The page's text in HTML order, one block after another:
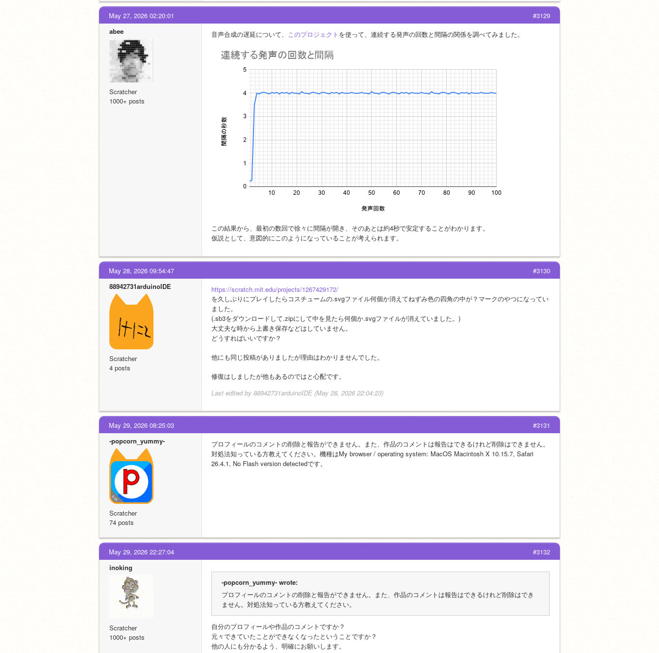
#3129
May 27, 2026 02:20:01
abee
Scratcher
1000+ posts
音声合成の遅延について、 このプロジェクト を使って、連続する発声の回数と間隔の関係を調べてみました。
この結果から、最初の数回で徐々に間隔が開き、そのあとは約4秒で安定することがわかります。
仮説として、意図的にこのようになっていることが考えられます。
#3130
May 28, 2026 09:54:47
88942731arduinoIDE
Scratcher
4 posts
https://scratch.mit.edu/projects/1267429172/
を久しぶりにプレイしたらコスチュームの.svgファイル何個か消えてねずみ色の四角の中が？マークのやつになってい
ました。
(.sb3をダウンロードして.zipにして中を見たら何個か.svgファイルが消えていました。)
大丈夫な時から上書き保存などはしていません。
どうすればいいですか？
他にも同じ投稿がありましたが理由はわかりませんでした。
修復はしましたが他もあるのではと心配です。
Last edited by 88942731arduinoIDE (May 28, 2026 22:04:23)
#3131
May 29, 2026 08:25:03
-popcorn_yummy-
Scratcher
74 posts
プロフィールのコメントの削除と報告ができません。また、作品のコメントは報告はできるけれど削除はできません。
対処法知っている方教えてください。機種はMy browser / operating system: MacOS Macintosh X 10.15.7, Safari
26.4.1, No Flash version detectedです。
#3132
May 29, 2026 22:27:04
inoking
Scratcher
1000+ posts
-popcorn_yummy- wrote:
プロフィールのコメントの削除と報告ができません。また、作品のコメントは報告はできるけれど削除はでき
ません。対処法知っている方教えてください。
自分のプロフィールや作品のコメントですか？
元々できていたことができなくなったということですか？
他の人にも分かるよう、明確にお願いします。